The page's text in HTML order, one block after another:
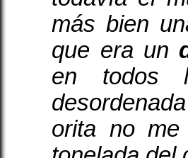
más bien
que era un
en todos
orita no